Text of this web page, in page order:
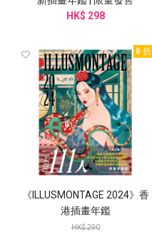
HK$ 298
8 折
《ILLUSMONTAGE 2024》香
港插畫年鑑
HK$ 290